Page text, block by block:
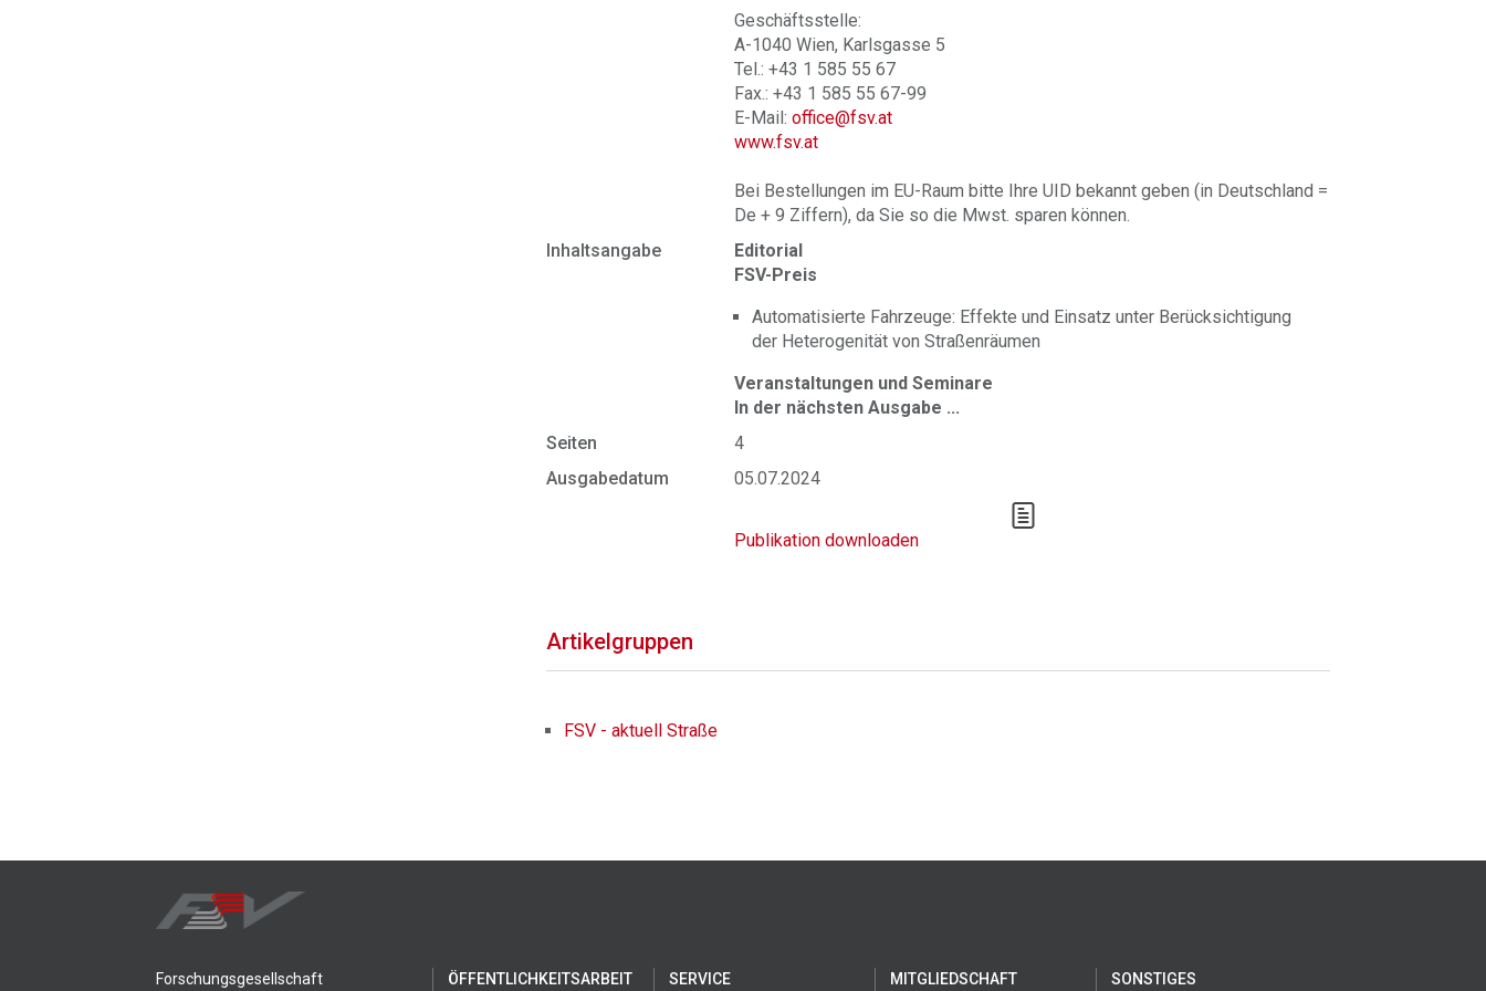
Geschäftsstelle:
A-1040 Wien, Karlsgasse 5
Tel.: +43 1 585 55 67
Fax.: +43 1 585 55 67-99
E-Mail:office@fsv.at
www.fsv.at
Bei Bestellungen im EU-Raum bitte Ihre UID bekannt geben (in Deutschland =
De + 9 Ziffern), da Sie so die Mwst. sparen können.
Inhaltsangabe
Editorial
FSV-Preis
Automatisierte Fahrzeuge: Effekte und Einsatz unter Berücksichtigung
der Heterogenität von Straßenräumen
Veranstaltungen und Seminare
In der nächsten Ausgabe ...
Seiten
4
Ausgabedatum
05.07.2024
Publikation downloaden
Artikelgruppen
FSV - aktuell Straße
Forschungsgesellschaft ÖFFENTLICHKEITSARBEIT SERVICE MITGLIEDSCHAFT SONSTIGES